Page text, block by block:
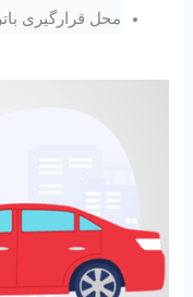
محل قرارگیری